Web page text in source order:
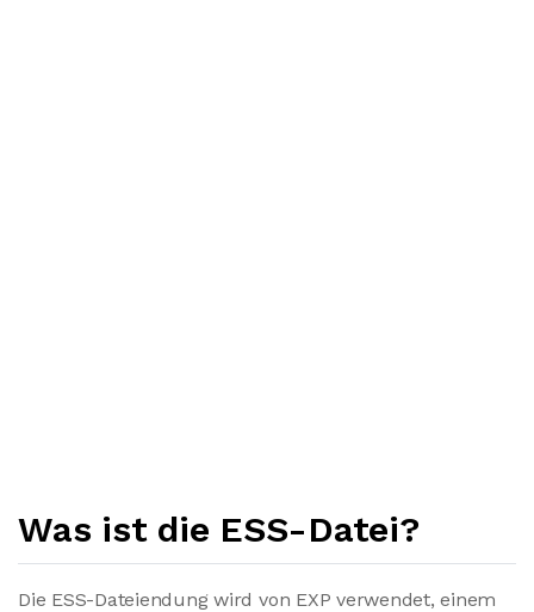
Was ist die ESS-Datei?
Die ESS-Dateiendung wird von EXP verwendet, einem